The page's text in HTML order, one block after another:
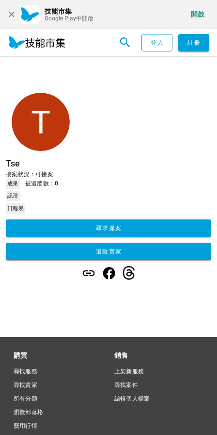
技能市集
Google Play中開啟
開啟
登入 註冊
Tse
接案狀況：可接案
成果 被追蹤數：0
認證
日程表
尋求提案
追蹤賣家
購買
尋找服務
尋找賣家
所有分類
瀏覽部落格
費用行情
銷售
上架新服務
尋找案件
編輯個人檔案